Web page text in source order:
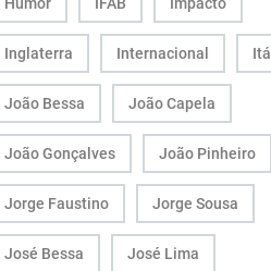
Inglaterra Internacional
João Bessa João Capela
João Gonçalves João Pinheiro
Jorge Faustino Jorge Sousa
José Bessa José Lima